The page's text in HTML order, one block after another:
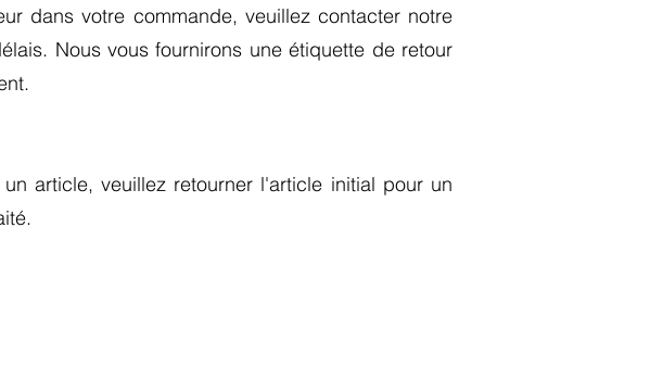
dans votre commande, veuillez contacter notre
Nous vous fournirons une étiquette de retour
article, veuillez retourner l'article initial pour un